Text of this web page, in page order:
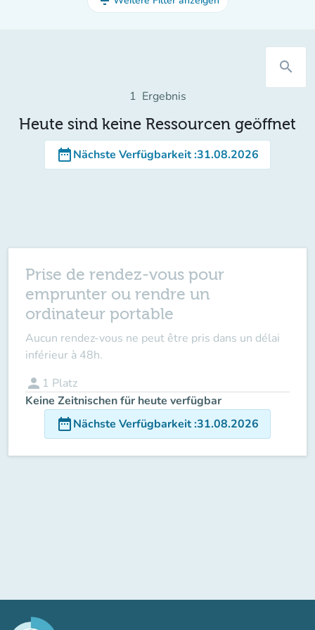
search
1 Ergebnis
Heute sind keine Ressourcen geöffnet
date_rangeNächste Verfügbarkeit:31.08.2026
Prise de rendez-vous pour
emprunter ou rendre un
ordinateur portable
Aucun rendez-vous ne peut être pris dans un délai
inférieur à 48h.
person 1 Platz
Keine Zeitnischen für heute verfügbar
date_rangeNächste Verfügbarkeit:31.08.2026